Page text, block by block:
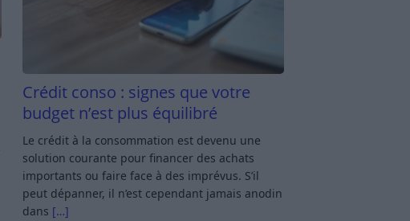
Crédit conso : signes que votre
budget n’est plus équilibré
Le crédit à la consommation est devenu une
solution courante pour financer des achats
importants ou faire face à des imprévus. S’il
peut dépanner, il n’est cependant jamais anodin
dans […]